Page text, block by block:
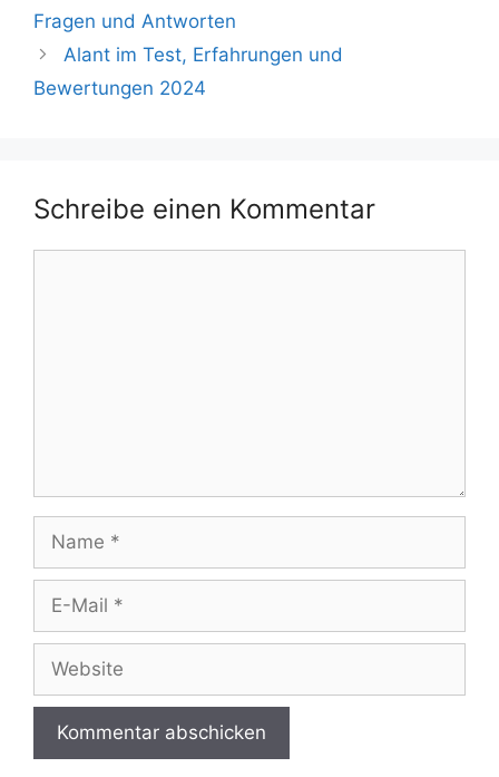
Fragen und Antworten
Alant im Test, Erfahrungen und
Bewertungen 2024
Schreibe einen Kommentar